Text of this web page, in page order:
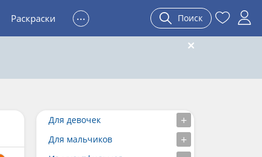
Раскраски ... Поиск
Для девочек
Для мальчиков